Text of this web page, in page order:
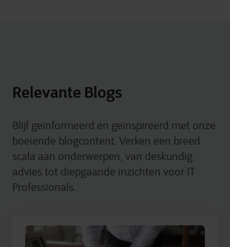
Relevante Blogs
Blijf geïnformeerd en geïnspireerd met onze
boeiende blogcontent. Verken een breed
scala aan onderwerpen, van deskundig
advies tot diepgaande inzichten voor IT
Professionals.